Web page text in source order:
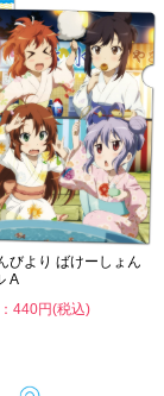
びより ばけーしょん
A
440円(税込)